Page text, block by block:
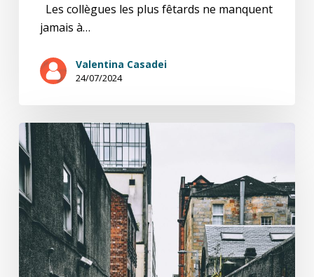
Les collègues les plus fêtards ne manquent
jamais à…
Valentina Casadei
24/07/2024
Sans
toit
ni
toi
5/8